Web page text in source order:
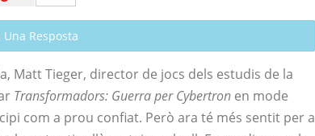
Resposta
Matt Tieger, director de jocs dels estudis de la
Transformadors: Guerra per Cybertron en mode
com a prou confiat. Però ara té més sentit per a